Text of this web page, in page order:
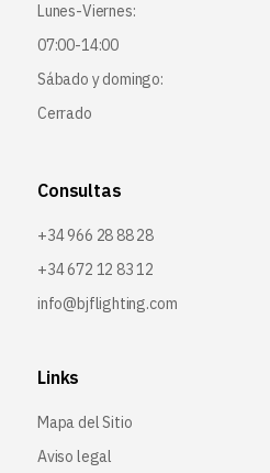
Lunes-Viernes:
07:00-14:00
Sábado y domingo:
Cerrado
Consultas
+34 966 28 88 28
+34 672 12 83 12
info@bjflighting.com
Links
Mapa del Sitio
Aviso legal